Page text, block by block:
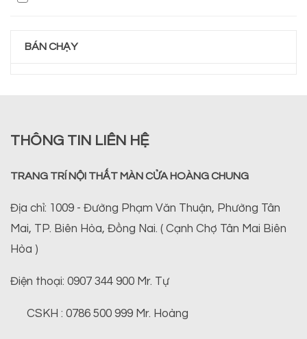
BÁN CHẠY
THÔNG TIN LIÊN HỆ
TRANG TRÍ NỘI THẤT MÀN CỬA HOÀNG CHUNG
Địa chỉ: 1009 - Đường Phạm Văn Thuận, Phường Tân
Mai, TP. Biên Hòa, Đồng Nai. ( Cạnh Chợ Tân Mai Biên
Hòa )
Điện thoại: 0907 344 900 Mr. Tự
CSKH : 0786 500 999 Mr. Hoàng